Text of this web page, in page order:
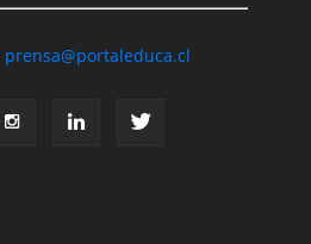
prensa@portaleduca.cl